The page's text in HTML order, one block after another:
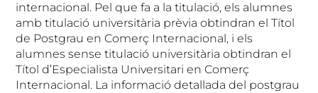
internacional. Pel que fa a la titulació, els alumnes
amb titulació universitària prèvia obtindran el Títol
de Postgrau en Comerç Internacional, i els
alumnes sense titulació universitària obtindran el
Títol d’Especialista Universitari en Comerç
Internacional. La informació detallada del postgrau